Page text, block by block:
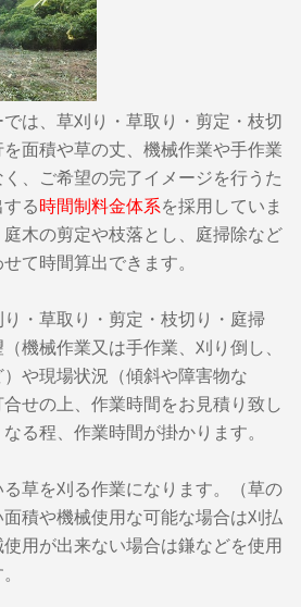
は、草刈り・草取り・剪定・枝切
面積や草の丈、機械作業や手作業
、ご希望の完了イメージを行うた
る時間制料金体系を採用していま
木の剪定や枝落とし、庭掃除など
て時間算出できます。
・草取り・剪定・枝切り・庭掃
機械作業又は手作業、刈り倒し、
や現場状況（傾斜や障害物な
せの上、作業時間をお見積り致し
る程、作業時間が掛かります。
る草を刈る作業になります。（草の
積や機械使用な可能な場合は刈払
用が出来ない場合は鎌などを使用